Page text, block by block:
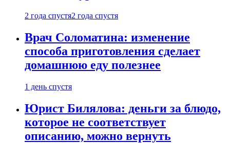
2 года спустя2 года спустя
Врач Соломатина: изменение
способа приготовления сделает
домашнюю еду полезнее
1 день спустя
Юрист Билялова: деньги за блюдо,
которое не соответствует
описанию, можно вернуть